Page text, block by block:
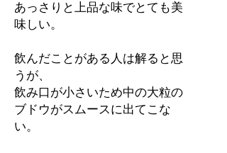
あっさりと上品な味でとても美
味しい。
飲んだことがある人は解ると思
うが、
飲み口が小さいため中の大粒の
ブドウがスムースに出てこな
い。